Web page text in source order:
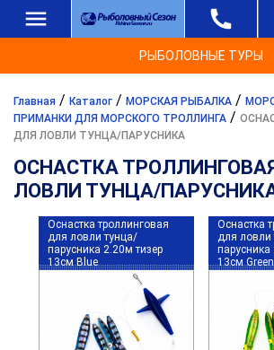
РЫБОЛОВНЫЕ ТУРЫ
Главная / Каталог / МОРСКАЯ РЫБАЛКА /
ПРИМАНКИ ДЛЯ МОРСКОГО ТРОЛЛИНГА /
ДЛЯ ЛОВЛИ ТУНЦА/ПАРУСНИКА
ОСНАСТКА
ЛОВЛИ ТУНЦА/
Оснастка троллинговая
для ловли тунца/
парусника 2.20м тизер
13см Blue
Оснастка
для ловли
парусника
13см Green